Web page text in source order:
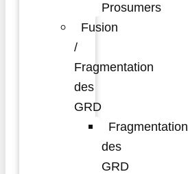
Prosumers
Fusion
/
Fragmentation
des
GRD
Fragmentation
des
GRD